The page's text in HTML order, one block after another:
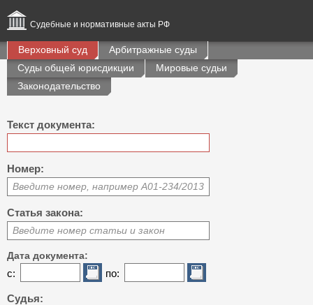
Судебные и нормативные акты РФ
Верховный суд
Арбитражные суды
Суды общей юрисдикции
Мировые судьи
Законодательство
Текст документа:
Номер:
Введите номер, например А01-234/2013
Статья закона:
Введите номер статьи и закон
Дата документа:
с: по:
Судья: